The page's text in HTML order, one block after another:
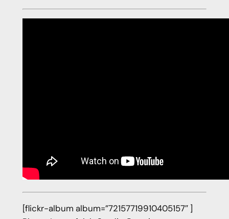
[flickr-album album=”72157719910405157″ ]